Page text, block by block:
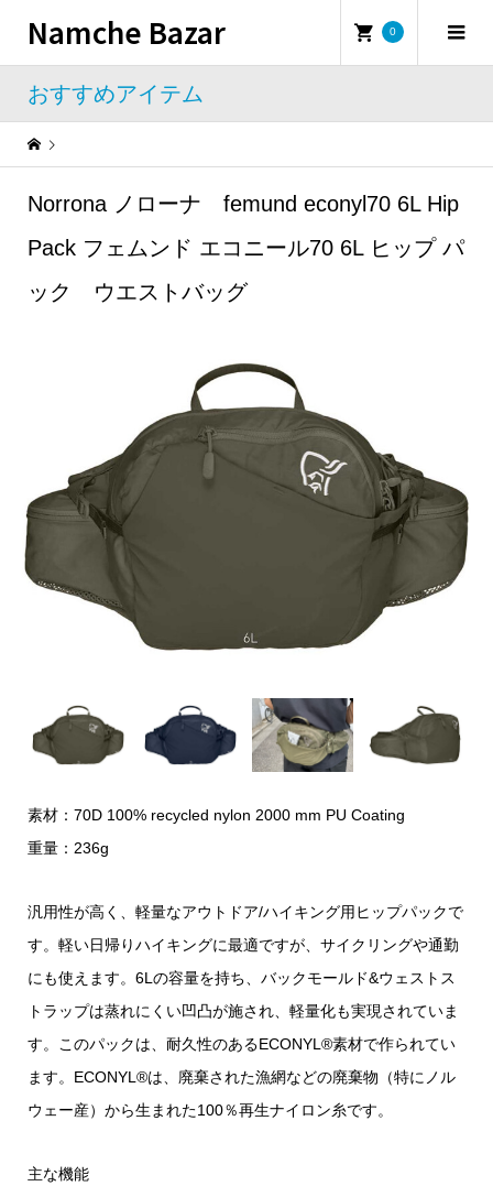
Namche Bazar 0
おすすめアイテム
Norrona ノローナ femund econyl70 6L Hip Pack フェムンド エコニール70 6L ヒップ パック ウエストバッグ
Norrona ノローナ femund econyl70 6L Hip
Pack フェムンド エコニール70 6L ヒップ パ
ック ウエストバッグ
素材：70D 100% recycled nylon 2000 mm PU Coating
重量：236g
汎用性が高く、軽量なアウトドア/ハイキング用ヒップパックで
す。軽い日帰りハイキングに最適ですが、サイクリングや通勤
にも使えます。6Lの容量を持ち、バックモールド&ウェストス
トラップは蒸れにくい凹凸が施され、軽量化も実現されていま
す。このパックは、耐久性のあるECONYL®素材で作られてい
ます。ECONYL®は、廃棄された漁網などの廃棄物（特にノル
ウェー産）から生まれた100％再生ナイロン糸です。
主な機能